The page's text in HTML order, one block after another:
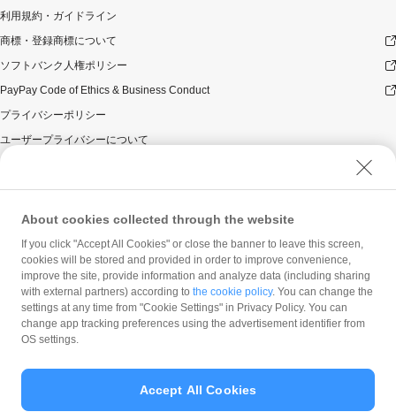
利用規約・ガイドライン
商標・登録商標について
ソフトバンク人権ポリシー
PayPay Code of Ethics & Business Conduct
プライバシーポリシー
ユーザープライバシーについて
ウェブサイト利用規約
反社会的勢力に対する方針
勧誘方針
マネロン等基本方針
カスタマーハラスメントに関する当社の考え方
About cookies collected through the website
If you click "Accept All Cookies" or close the banner to leave this screen,
cookies will be stored and provided in order to improve convenience,
improve the site, provide information and analyze data (including sharing
with external partners) according to the cookie policy. You can change the
settings at any time from "Cookie Settings" in Privacy Policy. You can
change app tracking preferences using the advertisement identifier from
OS settings.
Accept All Cookies